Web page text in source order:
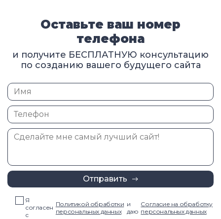
Оставьте ваш номер
телефона
и получите БЕСПЛАТНУЮ консультацию
по созданию вашего будущего сайта
Отправить
Я
согласен
с
Политикой обработки
персональных данных
и
даю
Согласие на обработку
персональных данных